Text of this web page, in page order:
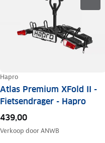
Hapro
Atlas Premium XFold II -
Fietsendrager - Hapro
439,00
Verkoop doorANWB